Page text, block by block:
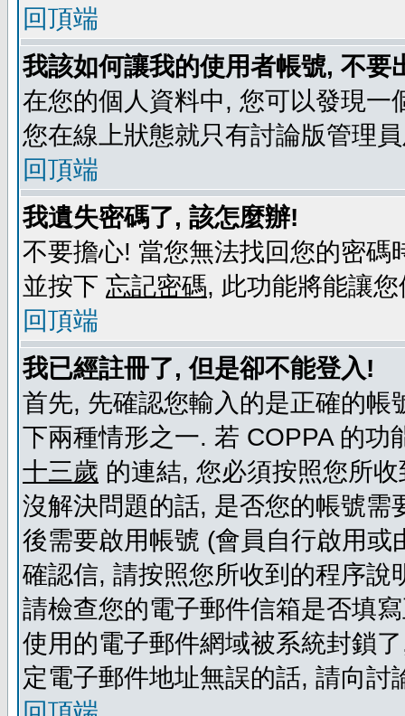
回頂端
我該如何讓我的使用者帳號, 不
在您的個人資料中, 您可以發現一
您在線上狀態就只有討論版管理
回頂端
我遺失密碼了, 該怎麼辦!
不要擔心! 當您無法找回您的密
並按下 忘記密碼, 此功能將能讓
回頂端
我已經註冊了, 但是卻不能登入!
首先, 先確認您輸入的是正確的
下兩種情形之一. 若 COPPA 的
十三歲 的連結, 您必須按照您所
沒解決問題的話, 是否您的帳號
後需要啟用帳號 (會員自行啟用
確認信, 請按照您所收到的程序
請檢查您的電子郵件信箱是否填
使用的電子郵件網域被系統封鎖
定電子郵件地址無誤的話, 請向